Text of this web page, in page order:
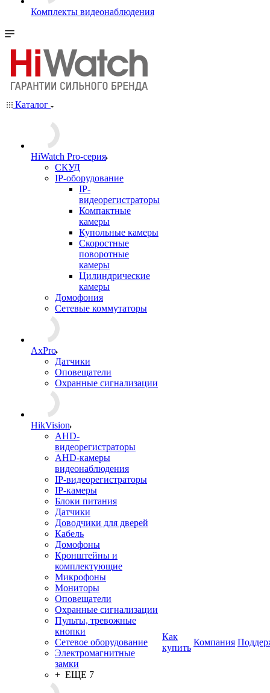
Комплекты видеонаблюдения
Каталог
HiWatch Pro-серия
CКУД
IP-оборудование
IP-
видеорегистраторы
Компактные
камеры
Купольные камеры
Скоростные
поворотные
камеры
Цилиндрические
камеры
Домофония
Сетевые коммутаторы
AxPro
Датчики
Оповещатели
Охранные сигнализации
HikVision
AHD-
видеорегистраторы
AHD-камеры
видеонаблюдения
IP-видеорегистраторы
IP-камеры
Блоки питания
Датчики
Доводчики для дверей
Кабель
Домофоны
Кронштейны и
комплектующие
Микрофоны
Мониторы
Оповещатели
Охранные сигнализации
Пульты, тревожные
кнопки
Сетевое оборудование
Электромагнитные
замки
+ ЕЩЕ 7
Как
купить
Компания